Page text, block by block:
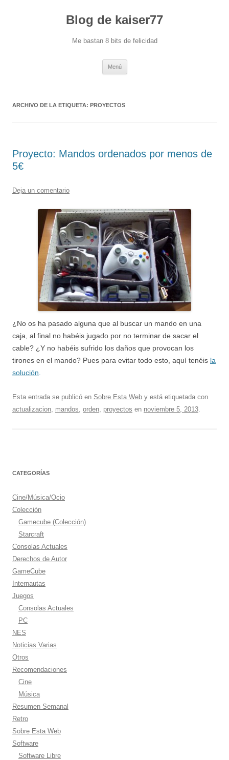
Blog de kaiser77
Me bastan 8 bits de felicidad
Menú
ARCHIVO DE LA ETIQUETA: PROYECTOS
Proyecto: Mandos ordenados por menos de
5€
Deja un comentario
¿No os ha pasado alguna que al buscar un mando en una
caja, al final no habéis jugado por no terminar de sacar el
cable? ¿Y no habéis sufrido los daños que provocan los
tirones en el mando? Pues para evitar todo esto, aquí tenéis la
solución
Esta entrada se publicó en Sobre Esta Web y está etiquetada con
actualizacion, mandos, orden, proyectos en noviembre 5, 2013.
CATEGORÍAS
Cine/Música/Ocio
Colección
Gamecube (Colección)
Starcraft
Consolas Actuales
Derechos de Autor
GameCube
Internautas
Juegos
Consolas Actuales
PC
NES
Noticias Varias
Otros
Recomendaciones
Cine
Música
Resumen Semanal
Retro
Sobre Esta Web
Software
Software Libre